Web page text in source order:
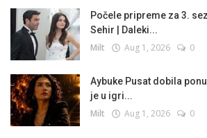
Počele pripreme za 3.
Sehir | Daleki...
Milt Aug 1, 2026 0
Aybuke Pusat dobila
je u igri...
Milt Aug 1, 2026 0